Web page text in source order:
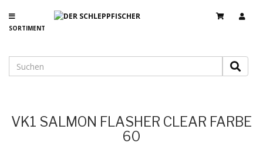
SORTIMENT
VK1 SALMON FLASHER CLEAR FARBE
60